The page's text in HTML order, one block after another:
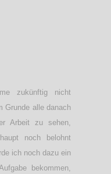
zukünftig nicht
Grunde alle danach
Arbeit zu sehen,
noch belohnt
ich noch dazu ein
bekommen,